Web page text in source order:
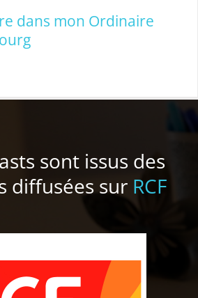
dans mon Ordinaire
sont issus des
diffusées sur RCF